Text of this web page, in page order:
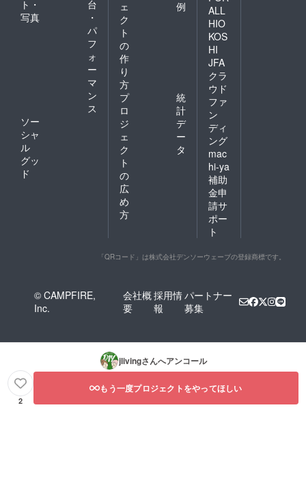
ト・
写真
台
・
パ
フ
ォ
ー
マ
ン
ス
ソー
シャ
ル
グッ
ド
ェ
ク
ト
の
作
り
方
例
プ
ロ
ジ
ェ
ク
ト
の
広
め
方
統
計
デ
ー
タ
ALL
HIO
KOS
HI
JFA
クラ
ウド
ファ
ン
ディ
ング
mac
hi-ya
補助
金申
請サ
ポー
ト
「QRコード」は株式会社デンソーウェーブの登録商標です。
© CAMPFIRE,
Inc.
会社概
要
採用情
報
パートナー
募集
jlivingさんへアンコール
2
もう一度プロジェクトをやってほしい